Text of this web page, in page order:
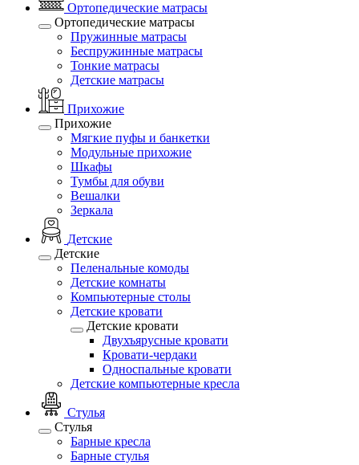
Ортопедические матрасы
Ортопедические матрасы
Пружинные матрасы
Беспружинные матрасы
Тонкие матрасы
Детские матрасы
Прихожие
Прихожие
Мягкие пуфы и банкетки
Модульные прихожие
Шкафы
Тумбы для обуви
Вешалки
Зеркала
Детские
Детские
Пеленальные комоды
Детские комнаты
Компьютерные столы
Детские кровати
Детские кровати
Двухъярусные кровати
Кровати-чердаки
Односпальные кровати
Детские компьютерные кресла
Стулья
Стулья
Барные кресла
Барные стулья